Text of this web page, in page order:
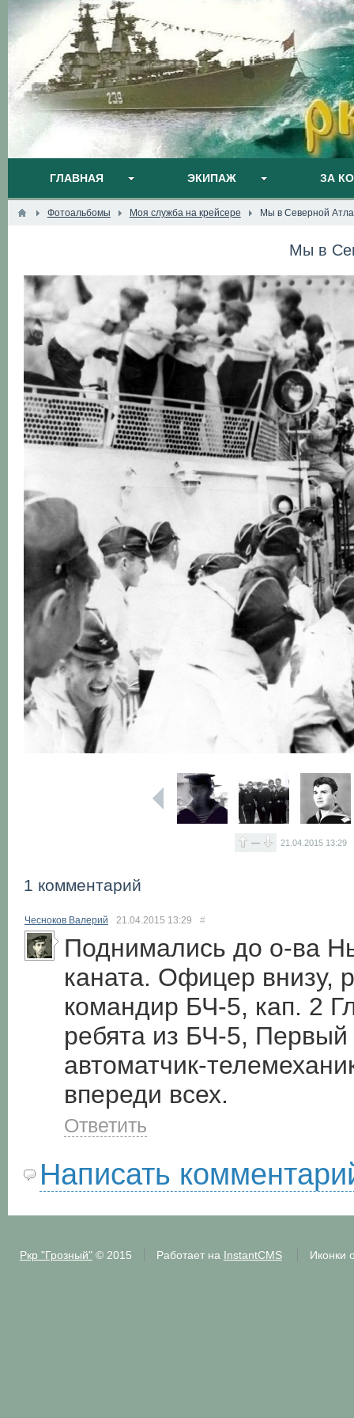
ГЛАВНАЯ ЭКИПАЖ ЗА
Фотоальбомы Моя служба на крейсере Мы в Северной
Мы в
— 21.04.2015 13:29
1 комментарий
Чесноков Валерий 21.04.2015 13:29 #
Поднимались до о-ва
каната. Офицер внизу,
командир БЧ-5, кап. 2
ребята из БЧ-5, Первый
автоматчик-
впереди всех.
Ответить
Написать
Ркр "Грозный"© 2015 Работает на InstantCMS Иконки